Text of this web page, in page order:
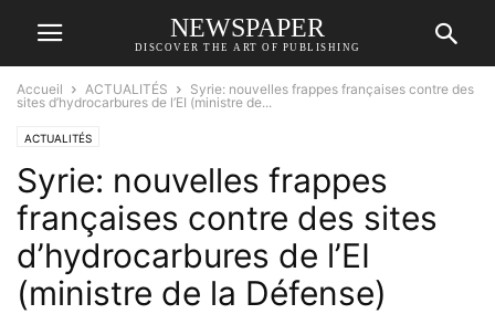
NEWSPAPER
DISCOVER THE ART OF PUBLISHING
Accueil ACTUALITÉS
Syrie: nouvelles frappes françaises contre des
sites d’hydrocarbures de l’EI (ministre de...
ACTUALITÉS
Syrie: nouvelles frappes
françaises contre des sites
d’hydrocarbures de l’EI
(ministre de la Défense)